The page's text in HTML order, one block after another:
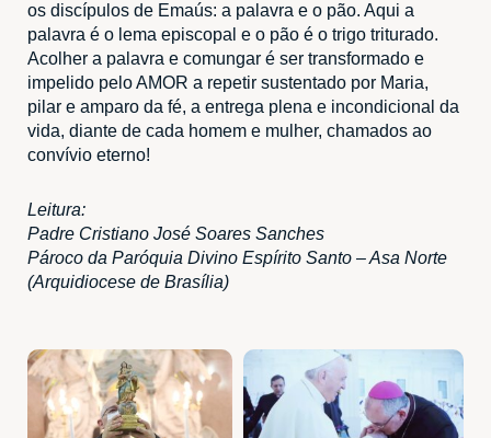
os discípulos de Emaús: a palavra e o pão. Aqui a
palavra é o lema episcopal e o pão é o trigo triturado.
Acolher a palavra e comungar é ser transformado e
impelido pelo AMOR a repetir sustentado por Maria,
pilar e amparo da fé, a entrega plena e incondicional da
vida, diante de cada homem e mulher, chamados ao
convívio eterno!
Leitura:
Padre Cristiano José Soares Sanches
Pároco da Paróquia Divino Espírito Santo – Asa Norte
(Arquidiocese de Brasília)